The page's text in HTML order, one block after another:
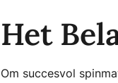
Het
Om succesvol